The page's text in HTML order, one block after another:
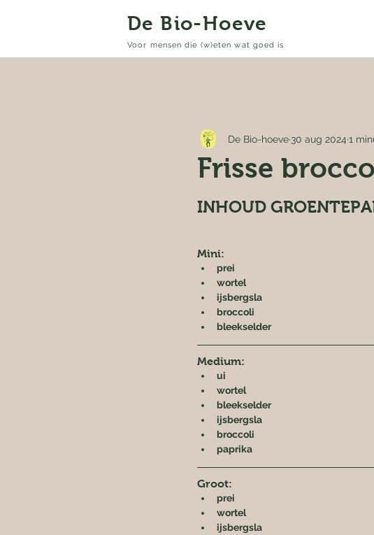
Frisse
De Bio-hoeve 30 aug 2024 1
INHOUD
Mini:
prei
wortel
ijsbergsla
broccoli
bleekselder
Medium:
ui
wortel
bleekselder
ijsbergsla
broccoli
paprika
Groot:
prei
wortel
ijsbergsla
De Bio-Hoeve
Voor mensen die (w)eten wat goed is